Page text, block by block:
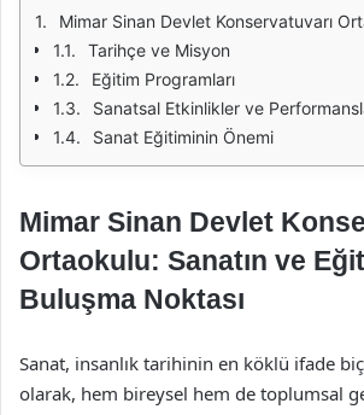
Mimar Sinan Devlet Konservatuvarı Ortaokulu: Sanatın ve
Tarihçe ve Misyon
Eğitim Programları
Sanatsal Etkinlikler ve
Sanat Eğitiminin Önemi
Mimar Sinan Devlet
Ortaokulu: Sanatın ve
Buluşma Noktası
Sanat, insanlık tarihinin en köklü ifade
olarak, hem bireysel hem de toplumsal